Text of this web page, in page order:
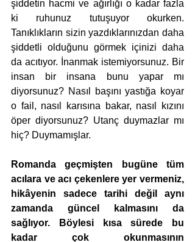
şiddetin hacmi ve ağırlığı o kadar fazla
ki ruhunuz tutuşuyor okurken.
Tanıklıkların sizin yazdıklarınızdan daha
şiddetli olduğunu görmek içinizi daha
da acıtıyor. İnanmak istemiyorsunuz. Bir
insan bir insana bunu yapar mı
diyorsunuz? Nasıl başını yastığa koyar
o fail, nasıl karısına bakar, nasıl kızını
öper diyorsunuz? Utanç duymazlar mı
hiç? Duymamışlar.
Romanda geçmişten bugüne tüm
acılara ve acı çekenlere yer vermeniz,
hikâyenin sadece tarihi değil aynı
zamanda güncel kalmasını da
sağlıyor. Böylesi kısa sürede bu
kadar çok okunmasının